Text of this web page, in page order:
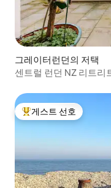
그레이터런던의 저택
센트럴 런던 NZ 리트리
상위 게스트 선호
게스트 선호